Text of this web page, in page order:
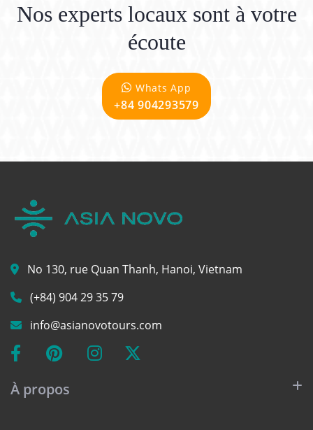
Nos experts locaux sont à votre
écoute
Whats App
+84 904293579
No 130, rue Quan Thanh, Hanoi, Vietnam
(+84) 904 29 35 79
info@asianovotours.com
À propos